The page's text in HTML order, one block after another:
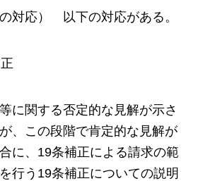
の対応） 以下の対応がある。
に関する否定的な見解が示さ
、この段階で肯定的な見解が
に、19条補正による請求の範
行う19条補正についての説明